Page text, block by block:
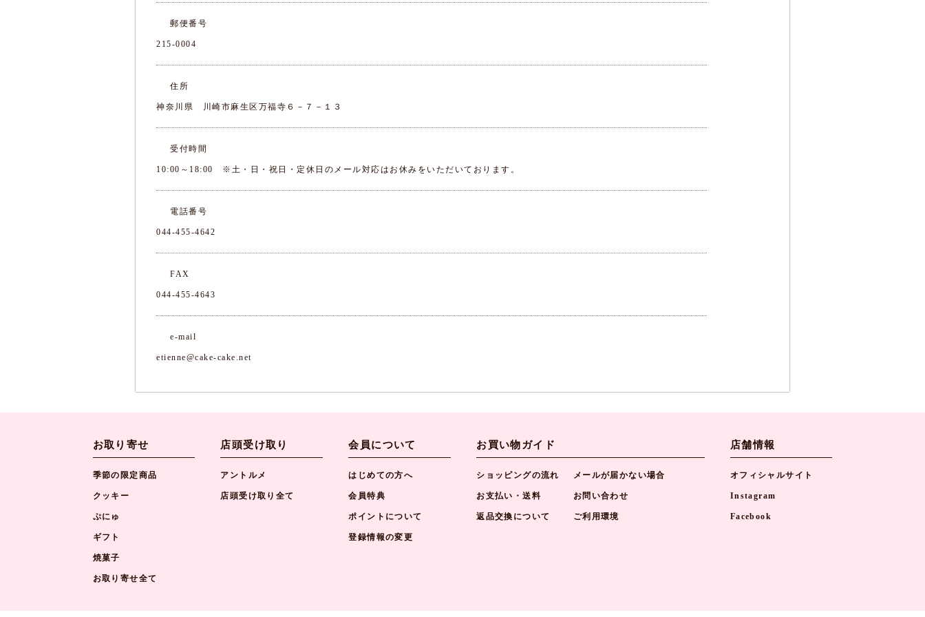
郵便番号
215-0004
住所
神奈川県 川崎市麻生区万福寺６－７－１３
受付時間
10:00～18:00 ※土・日・祝日・定休日のメール対応はお休みをいただいております。
電話番号
044-455-4642
FAX
044-455-4643
e-mail
etienne@cake-cake.net
お取り寄せ
季節の限定商品
クッキー
ぷにゅ
ギフト
焼菓子
お取り寄せ全て
店頭受け取り
アントルメ
店頭受け取り全て
会員について
はじめての方へ
会員特典
ポイントについて
登録情報の変更
お買い物ガイド
ショッピングの流れ
お支払い・送料
返品交換について
メールが届かない場合
お問い合わせ
ご利用環境
店舗情報
オフィシャルサイト
Instagram
Facebook